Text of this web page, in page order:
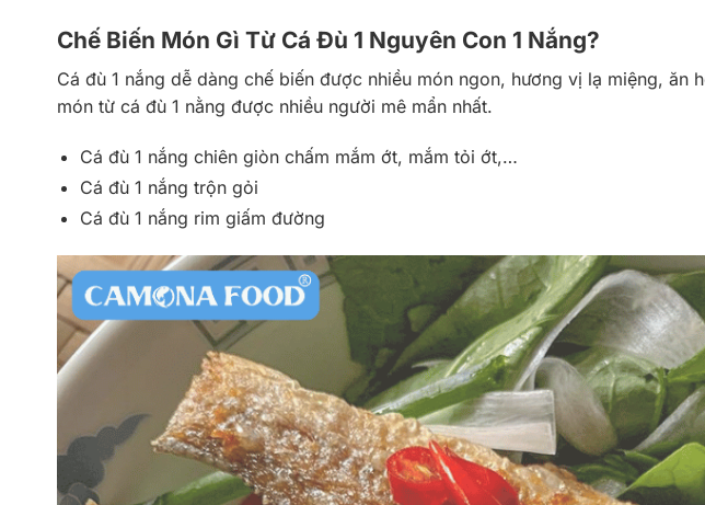
Chế Biến Món Gì Từ Cá Đù 1 Nguyên Con 1 Nắng?
Cá đù 1 nắng dễ dàng chế biến được nhiều món ngon, hương vị lạ miệng, ăn
món từ cá đù 1 nằng được nhiều người mê mẩn nhất.
Cá đù 1 nắng chiên giòn chấm mắm ớt, mắm tỏi ớt,…
Cá đù 1 nắng trộn gỏi
Cá đù 1 nắng rim giấm đường